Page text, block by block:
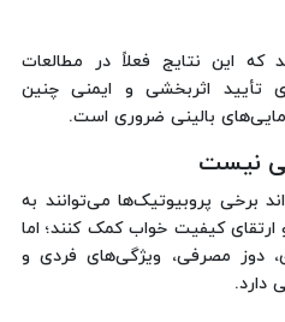
که این نتایج فعلاً در مطالعات
تأیید اثربخشی و ایمنی چنین
بالینی ضروری است.
نیست
برخی پروبیوتیک‌ها می‌توانند به
کیفیت خواب کمک کنند؛ اما
دوز مصرفی، ویژگی‌های فردی و
دارد.